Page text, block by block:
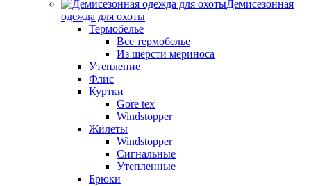
Демисезонная
одежда для охоты
Термобелье
Все термобелье
Из шерсти мериноса
Утепление
Флис
Куртки
Gore tex
Windstopper
Жилеты
Windstopper
Сигнальные
Утепленные
Брюки